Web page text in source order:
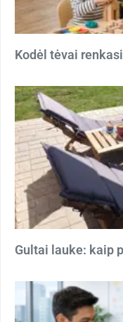
Kodėl tėvai
Gultai lauke: kaip